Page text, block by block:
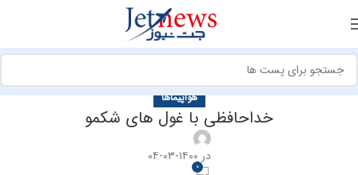
هواپیماها
خداحافظی با غول های شکمو
در ۱۴۰۰-۰۳-۰۴
0